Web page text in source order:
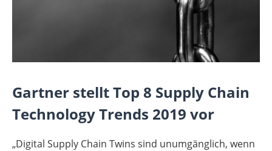
Gartner stellt Top 8 Supply Chain
Technology Trends 2019 vor
„Digital Supply Chain Twins sind unumgänglich, wenn